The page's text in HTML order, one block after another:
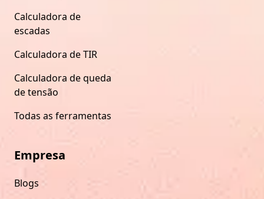
Calculadora de
escadas
Calculadora de TIR
Calculadora de queda
de tensão
Todas as ferramentas
Empresa
Blogs